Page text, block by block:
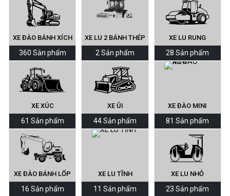
XE ĐÀO BÁNH XÍCH
360 Sản phẩm
XE LU 2 BÁNH THÉP
2 Sản phẩm
XE LU RUNG
28 Sản phẩm
XE XÚC
61 Sản phẩm
XE ỦI
44 Sản phẩm
XE ĐÀO MINI
81 Sản phẩm
XE ĐÀO BÁNH LỐP
16 Sản phẩm
XE LU TĨNH
11 Sản phẩm
XE LU NHỎ
23 Sản phẩm